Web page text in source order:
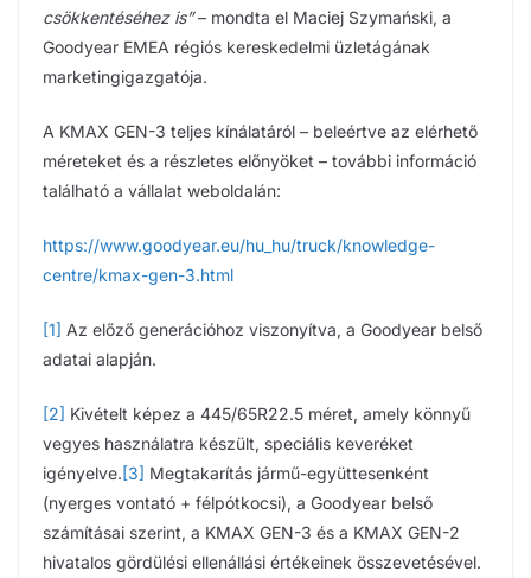
csökkentéséhez is”– mondta el Maciej Szymański, a
Goodyear EMEA régiós kereskedelmi üzletágának
marketingigazgatója.
A KMAX GEN-3 teljes kínálatáról – beleértve az elérhető
méreteket és a részletes előnyöket – további információ
található a vállalat weboldalán:
https://www.goodyear.eu/hu_hu/truck/knowledge-
centre/kmax-gen-3.html
[1] Az előző generációhoz viszonyítva, a Goodyear belső
adatai alapján.
[2] Kivételt képez a 445/65R22.5 méret, amely könnyű
vegyes használatra készült, speciális keveréket
igényelve. [3] Megtakarítás jármű-együttesenként
(nyerges vontató + félpótkocsi), a Goodyear belső
számításai szerint, a KMAX GEN-3 és a KMAX GEN-2
hivatalos gördülési ellenállási értékeinek összevetésével.